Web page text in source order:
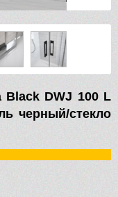
Black DWJ 100 L
черный/стекло